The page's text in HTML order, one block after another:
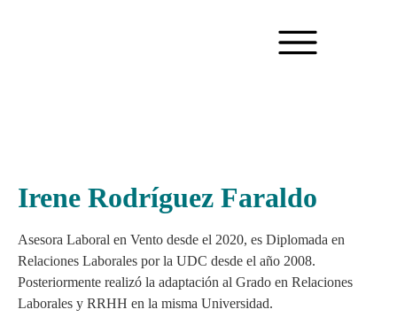
Irene Rodríguez Faraldo
Asesora Laboral en Vento desde el 2020, es Diplomada en
Relaciones Laborales por la UDC desde el año 2008.
Posteriormente realizó la adaptación al Grado en Relaciones
Laborales y RRHH en la misma Universidad.